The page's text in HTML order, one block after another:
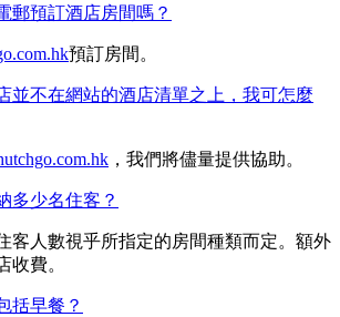
郵預訂酒店房間嗎？
預訂房間。
並不在網站的酒店清單之上，我可怎麼
，我們將儘量提供協助。
多少名住客？
客人數視乎所指定的房間種類而定。額外
收費。
括早餐？